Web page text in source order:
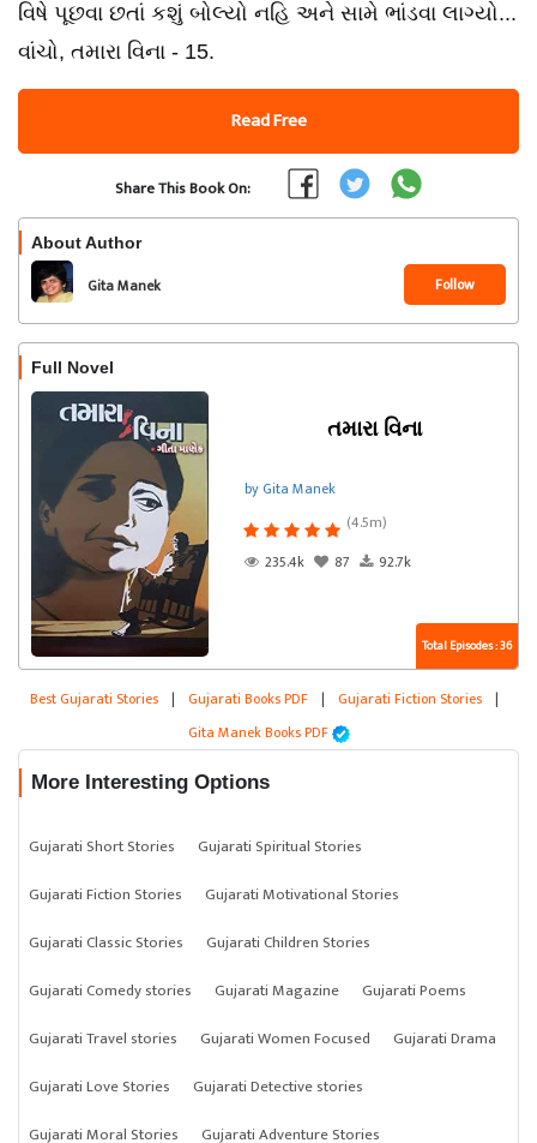
વિષે પૂછવા છતાં કશું બોલ્યો નહિ અને સામે ભાંડવા લાગ્યો...
વાંચો, તમારા વિના - 15.
Read Free
Share This Book On:
About Author
Gita Manek Follow
Full Novel
તમારા વિના
by Gita Manek
(4.5m)
235.4k
87 92.7k
Total Episodes : 36
Best Gujarati Stories | Gujarati Books PDF | Gujarati Fiction Stories |
Gita Manek Books PDF
More Interesting Options
Gujarati Short Stories
Gujarati Spiritual Stories
Gujarati Fiction Stories
Gujarati Motivational Stories
Gujarati Classic Stories
Gujarati Children Stories
Gujarati Comedy stories
Gujarati Magazine
Gujarati Poems
Gujarati Travel stories
Gujarati Women Focused
Gujarati Drama
Gujarati Love Stories
Gujarati Detective stories
Gujarati Moral Stories
Gujarati Adventure Stories